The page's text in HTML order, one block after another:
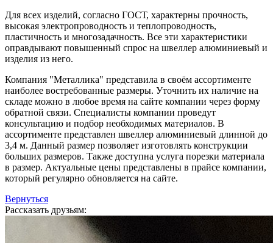
Для всех изделий, согласно ГОСТ, характерны прочность,
высокая электропроводность и теплопроводность,
пластичность и многозадачность. Все эти характеристики
оправдывают повышенный спрос на швеллер алюминиевый и
изделия из него.
Компания "Металлика" представила в своём ассортименте
наиболее востребованные размеры. Уточнить их наличие на
складе можно в любое время на сайте компании через форму
обратной связи. Специалисты компании проведут
консультацию и подбор необходимых материалов. В
ассортименте представлен швеллер алюминиевый длинной до
3,4 м. Данный размер позволяет изготовлять конструкции
больших размеров. Также доступна услуга порезки материала
в размер. Актуальные цены представлены в прайсе компании,
который регулярно обновляется на сайте.
Вернуться
Рассказать друзьям: